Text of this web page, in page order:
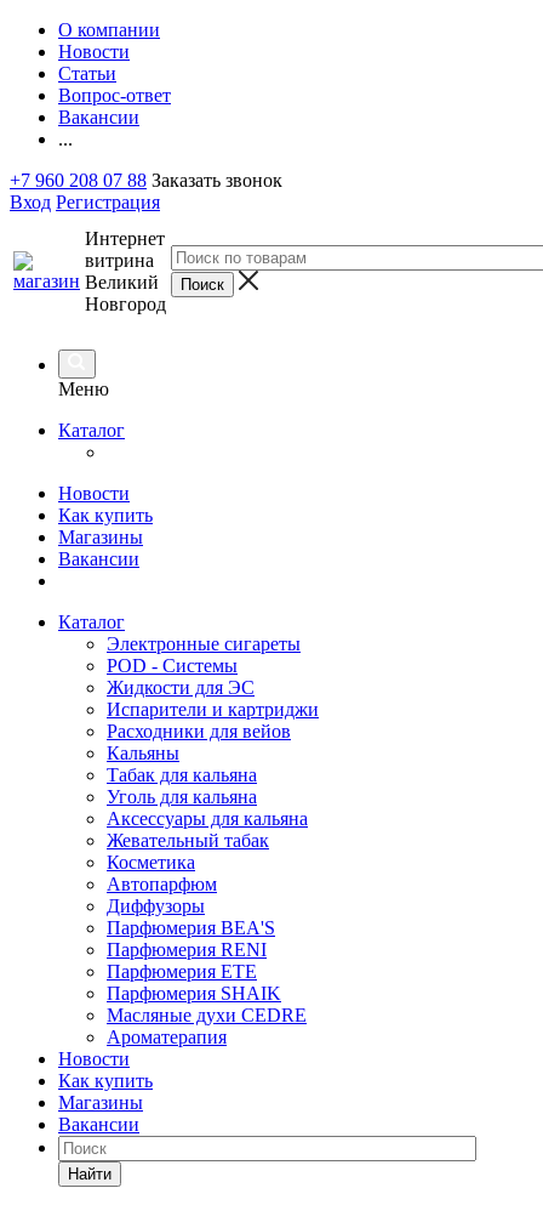
О компании
Новости
Статьи
Вопрос-ответ
Вакансии
...
+7 960 208 07 88 Заказать звонок
Вход Регистрация
Интернет
витрина
Великий
Новгород
Меню
Каталог
Новости
Как купить
Магазины
Вакансии
Каталог
Электронные сигареты
POD - Системы
Жидкости для ЭС
Испарители и картриджи
Расходники для вейов
Кальяны
Табак для кальяна
Уголь для кальяна
Аксессуары для кальяна
Жевательный табак
Косметика
Автопарфюм
Диффузоры
Парфюмерия BEA'S
Парфюмерия RENI
Парфюмерия ETE
Парфюмерия SHAIK
Масляные духи CEDRE
Ароматерапия
Новости
Как купить
Магазины
Вакансии
Найти